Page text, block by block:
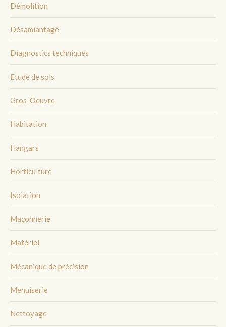
Démolition
Désamiantage
Diagnostics techniques
Etude de sols
Gros-Oeuvre
Habitation
Hangars
Horticulture
Isolation
Maçonnerie
Matériel
Mécanique de précision
Menuiserie
Nettoyage